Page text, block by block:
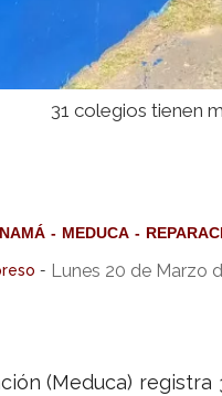
31 colegios tienen
MEDUCA
- Lunes 20 de Marzo
(Meduca)